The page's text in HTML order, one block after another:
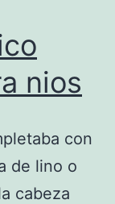
nios
con
de lino o
cabeza